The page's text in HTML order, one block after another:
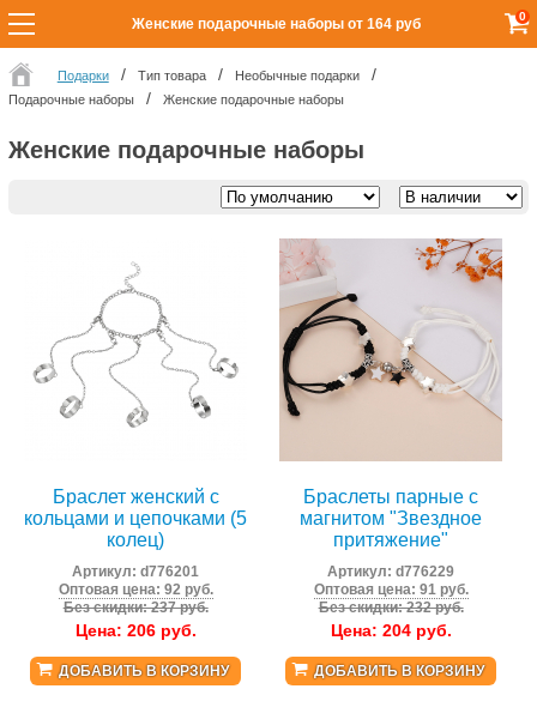
Подарки Тип товара
Необычные подарки
Подарочные наборы
Женские подарочные наборы
Женские подарочные наборы
Браслет женский с
кольцами и цепочками (5
колец)
Артикул:d776201
Оптовая цена: 92 руб.
Без скидки: 237 руб.
Цена: 206руб.
ДОБАВИТЬ В КОРЗИНУ
Браслеты парные с
магнитом "Звездное
притяжение"
Артикул:d776229
Оптовая цена: 91 руб.
Без скидки: 232 руб.
Цена: 204руб.
ДОБАВИТЬ В КОРЗИНУ
Женские подарочные наборы от 164 руб 0